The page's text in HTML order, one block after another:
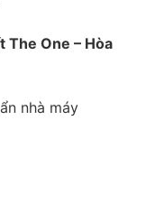
The One – Hòa
nhà máy